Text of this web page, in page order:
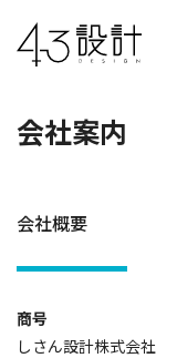
会社案内
会社概要
商号
しさん設計株式会社